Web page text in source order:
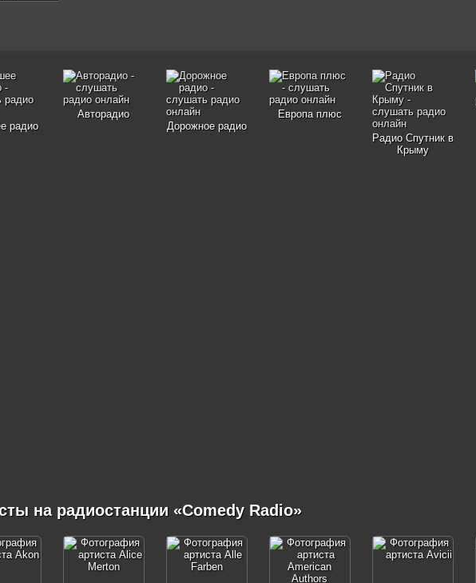
радио
Авторадио
Дорожное радио
Европа плюс
Радио Спутник в
Крыму
на радиостанции «Comedy Radio»